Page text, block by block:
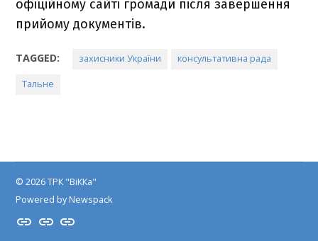
офіційному сайті громади після завершення
прийому документів.
TAGGED: захисники України консультативна рада
Тальне
© 2026 ТРК "ВіККа"
Powered by Newspack
Insta
YouTube
FB